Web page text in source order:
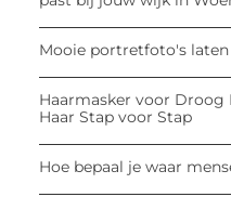
Mooie portretfoto's
Haarmasker voor Droog
Haar Stap voor Stap
Hoe bepaal je waar